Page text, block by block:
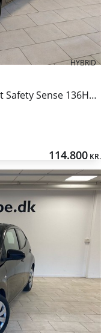
HYBRID
Touring Sports 1,8 Hybrid H2 Comfort Safety Sense 136HK Stc Aut.
114.800 KR.